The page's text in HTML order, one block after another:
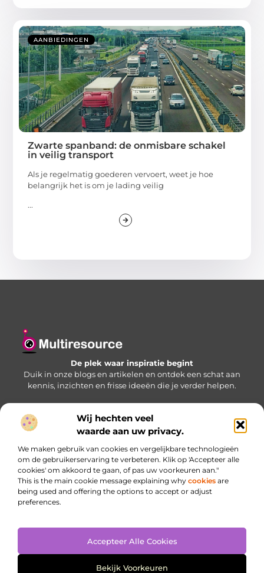
Wij hechten veel
waarde aan uw privacy.
We maken gebruik van cookies en vergelijkbare technologieën
om de gebruikerservaring te verbeteren. Klik op 'Accepteer alle
cookies' om akkoord te gaan, of pas uw voorkeuren aan."
This is the main cookie message explaining why cookies are
being used and offering the options to accept or adjust
preferences.
Accepteer Alle Cookies
Bekijk Voorkeuren
AANBIEDINGEN
Zwarte spanband: de onmisbare schakel
in veilig transport
Als je regelmatig goederen vervoert, weet je hoe
belangrijk het is om je lading veilig
...
De plek waar inspiratie begint
Duik in onze blogs en artikelen en ontdek een schat aan
kennis, inzichten en frisse ideeën die je verder helpen.
Bericht categorie
Onze informatie
Website index Cookiebeleid (EU)
@2025 www.multiresource.nl. All Right Reserved.